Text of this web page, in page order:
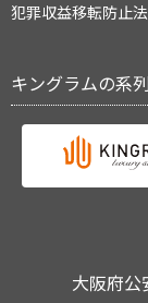
犯罪収益移転防止
キングラムの系
大阪府